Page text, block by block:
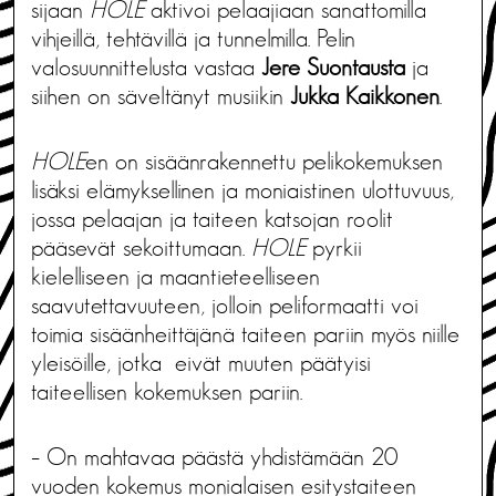
sijaan HOLEaktivoi pelaajiaan sanattomilla
vihjeillä, tehtävillä ja tunnelmilla. Pelin
valosuunnittelusta vastaa Jere Suontausta ja
siihen on säveltänyt musiikin Jukka Kaikkonen
HOLEen on sisäänrakennettu pelikokemuksen
lisäksi elämyksellinen ja moniaistinen ulottuvuus,
jossa pelaajan ja taiteen katsojan roolit
pääsevät sekoittumaan. HOLEpyrkii
kielelliseen ja maantieteelliseen
saavutettavuuteen, jolloin peliformaatti voi
toimia sisäänheittäjänä taiteen pariin myös niille
yleisöille, jotka eivät muuten päätyisi
taiteellisen kokemuksen pariin.
– On mahtavaa päästä yhdistämään 20
vuoden kokemus monialaisen esitystaiteen